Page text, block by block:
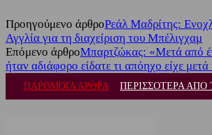
Προηγούμενο άρθροΡεάλ Μαδρίτης:
Αγγλία για τη διαχείριση του Μπέλιγχαμ
Επόμενο άρθροΜπαρτζώκας: «Μετά από
ήταν αδιάφορο είδατε τι απόηχο είχε
ΠΑΡΟΜΟΙΑ ΑΡΘΡΑ ΠΕΡΙΣΣΟΤΕΡΑ